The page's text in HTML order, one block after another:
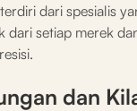
dari spesialis
dari setiap merek
dan